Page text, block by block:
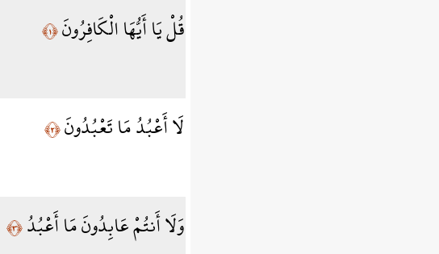
قُلْ يَا أَيُّهَا الْكَافِرُونَ﴿١﴾
لَا أَعْبُدُ مَا تَعْبُدُونَ﴿٢﴾
وَلَا أَنتُمْ عَابِدُونَ مَا أَعْبُدُ﴿٣﴾